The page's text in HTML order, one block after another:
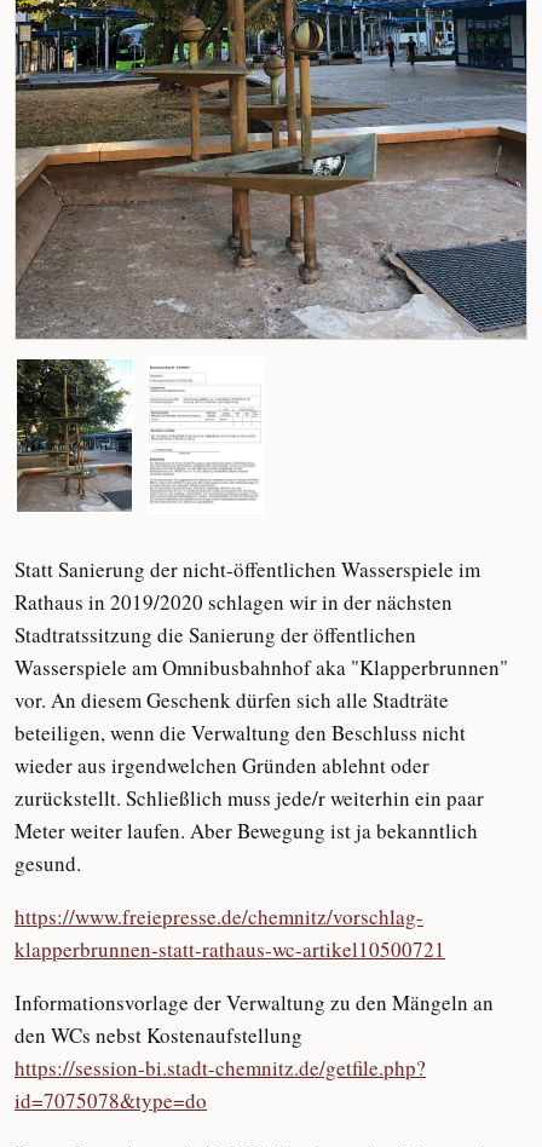
Statt Sanierung der nicht-öffentlichen Wasserspiele im
Rathaus in 2019/2020 schlagen wir in der nächsten
Stadtratssitzung die Sanierung der öffentlichen
Wasserspiele am Omnibusbahnhof aka "Klapperbrunnen"
vor. An diesem Geschenk dürfen sich alle Stadträte
beteiligen, wenn die Verwaltung den Beschluss nicht
wieder aus irgendwelchen Gründen ablehnt oder
zurückstellt. Schließlich muss jede/r weiterhin ein paar
Meter weiter laufen. Aber Bewegung ist ja bekanntlich
gesund.
https://www.freiepresse.de/chemnitz/vorschlag-
klapperbrunnen-statt-rathaus-wc-artikel10500721
Informationsvorlage der Verwaltung zu den Mängeln an
den WCs nebst Kostenaufstellung
https://session-bi.stadt-chemnitz.de/getfile.php?
id=7075078&type=do